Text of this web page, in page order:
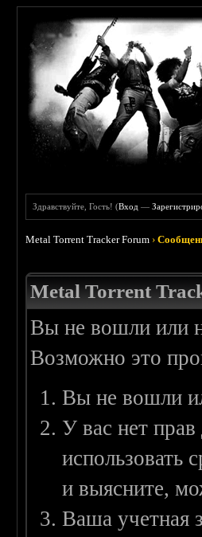
Здравствуйте, Гость! (Вход —
Metal Torrent Tracker Forum ›
Metal Torrent
Вы не вошли или
Возможно это
Вы не вошли
У вас нет
использовать
и выясните,
Ваша учетная